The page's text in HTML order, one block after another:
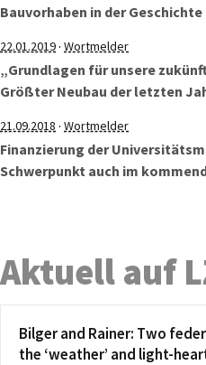
Bauvorhaben in der
22.01.2019· Wortmelder
„Grundlagen für unsere
Größter Neubau der letzten
21.09.2018 · Wortmelder
Finanzierung der
Schwerpunkt auch im
Aktuell auf
Bilger and Rainer: Two
the ‘weather’ and light-